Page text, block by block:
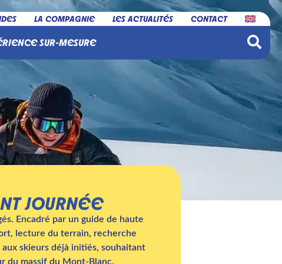
LA COMPAGNIE LES ACTUALITÉS CONTACT
SUR-MESURE
JOURNÉE
Encadré par un guide de haute
lecture du terrain, recherche
skieurs déjà initiés, souhaitant
du massif du Mont-Blanc.